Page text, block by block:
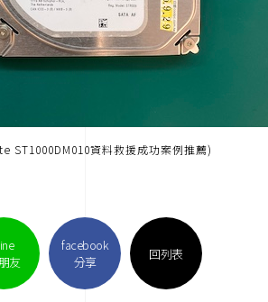
ST1000DM010資料救援成功案例推薦)
友
facebook
分享
回列表